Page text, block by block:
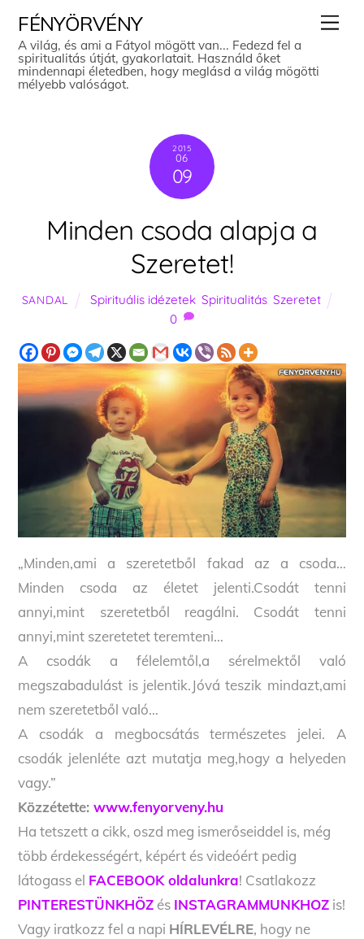
content
FÉNYÖRVÉNY
A világ, és ami a Fátyol mögött van... Fedezd fel a
spiritualitás útját, gyakorlatait. Használd őket
mindennapi életedben, hogy meglásd a világ mögötti
mélyebb valóságot.
2015
06
09
Minden csoda alapja a
Szeretet!
SANDAL Spirituális idézetek, Spiritualitás, Szeretet
0
„Minden,ami a szeretetből fakad az a csoda…
Minden csoda az életet jelenti.Csodát tenni
annyi,mint szeretetből reagálni. Csodát tenni
annyi,mint szeretetet teremteni…
A csodák a félelemtől,a sérelmektől való
megszabadulást is jelentik.Jóvá teszik mindazt,ami
nem szeretetből való…
A csodák a megbocsátás természetes jelei. A
csodák jelenléte azt mutatja meg,hogy a helyeden
vagy.”
Közzétette:www.fenyorveny.hu
Ha tetszett a cikk, oszd meg ismerőseiddel is, még
több érdekességért, képért és videóért pedig
látogass el FACEBOOK oldalunkra! Csatlakozz
PINTERESTÜNKHÖZ és INSTAGRAMMUNKHOZ is!
Vagy iratkozz fel a napi HÍRLEVÉLRE, hogy ne